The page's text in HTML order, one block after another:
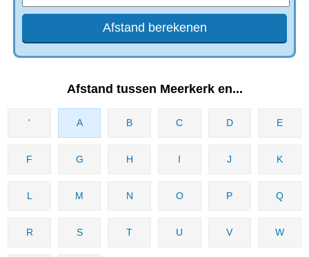
Afstand tussen Meerkerk en...
' A B C D E
F G H I J K
L M N O P Q
R S T U V W